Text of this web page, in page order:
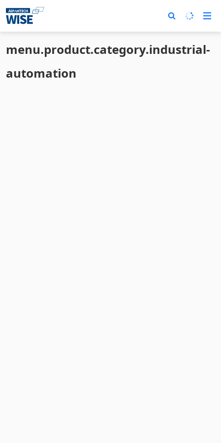
menu.product.category.industrial-
automation